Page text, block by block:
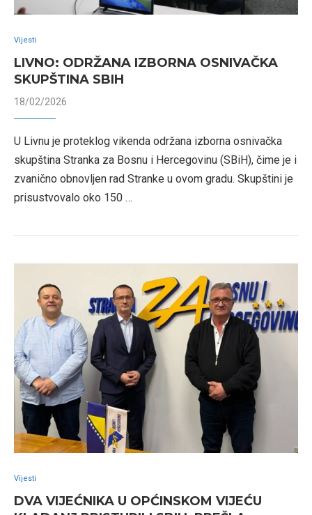
Vijesti
LIVNO: ODRŽANA IZBORNA OSNIVAČKA
SKUPŠTINA SBIH
18/02/2026
U Livnu je proteklog vikenda održana izborna osnivačka
skupština Stranka za Bosnu i Hercegovinu (SBiH), čime je i
zvanično obnovljen rad Stranke u ovom gradu. Skupštini je
prisustvovalo oko 150 …
Vijesti
DVA VIJEĆNIKA U OPĆINSKOM VIJEĆU